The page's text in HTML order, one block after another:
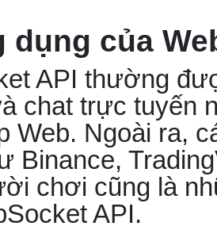
dụng của
API thường
chat trực tuyến
Web. Ngoài ra,
Binance,
chơi cũng là
API.